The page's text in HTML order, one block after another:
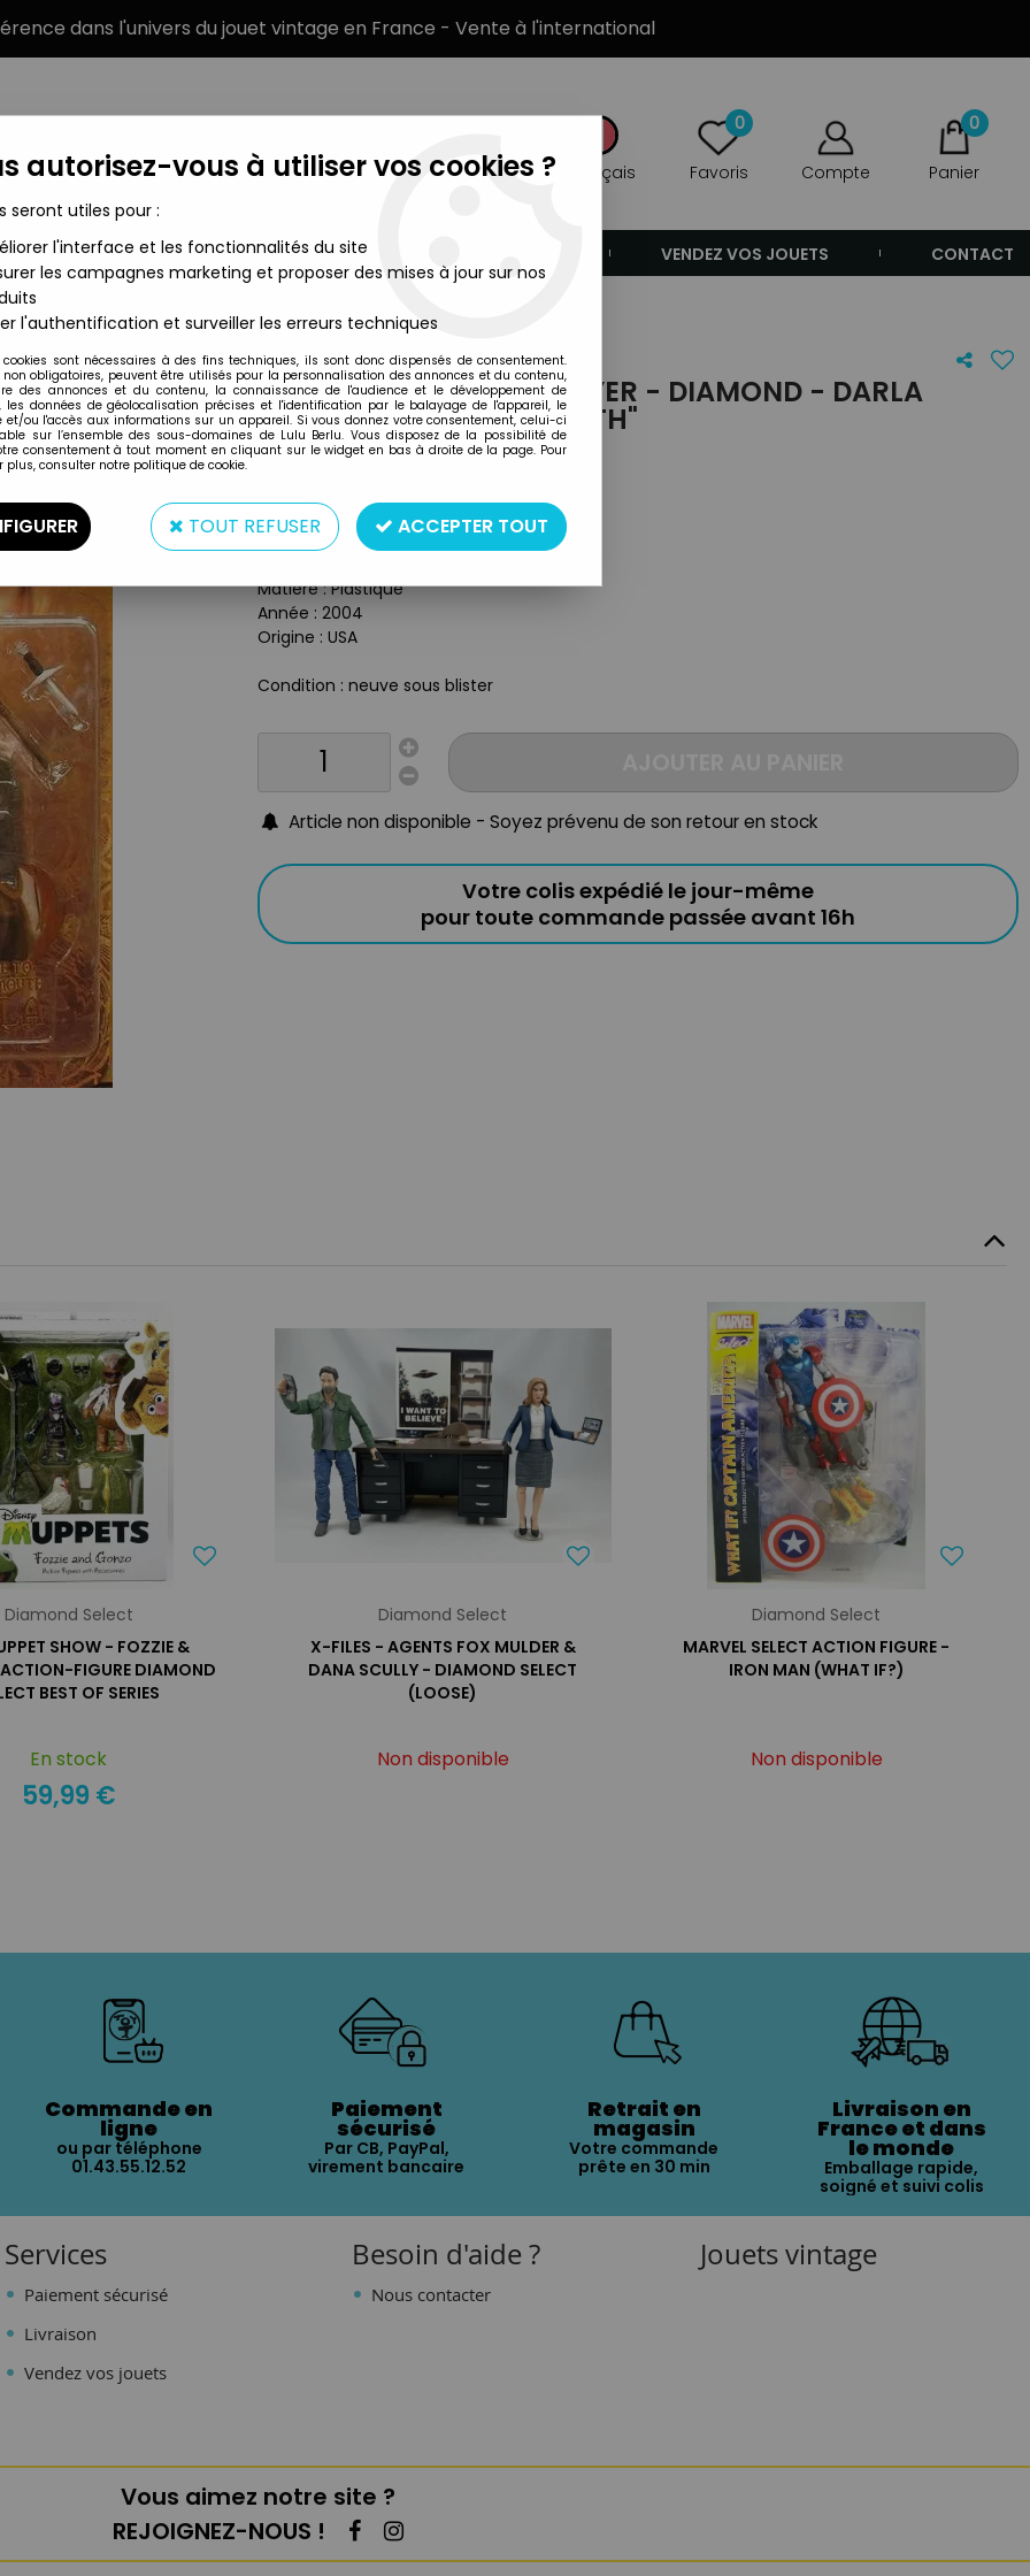
dans l'univers du jouet vintage en France - Vente à l'international
Français
0
Favoris Compte
0
Panier
MARQUES TYPE DE PRODUIT VENDEZ VOS JOUETS CONTACT
Slayer - Diamond - Darla "Welcome to Hellmouth"
Diamond Select
BUFFY THE VAMPIRE SLAYER - DIAMOND - DARLA
"WELCOME TO HELLMOUTH"
Type : Figurine Articulée
Matière : Plastique
Année : 2004
Origine : USA
Condition : neuve sous blister
Article non disponible - Soyez prévenu de son retour en stock
Votre colis expédié le jour-même
pour toute commande passée avant 16h
Diamond Select
SHOW - FOZZIE &
FIGURE DIAMOND
BEST OF SERIES
En stock
59,99 €
Diamond Select
X-FILES - AGENTS FOX MULDER &
DANA SCULLY - DIAMOND SELECT
(LOOSE)
Non disponible
Diamond Select
MARVEL SELECT ACTION FIGURE -
IRON MAN (WHAT IF?)
Non disponible
Commande en
ligne
ou par téléphone
01.43.55.12.52
Paiement
sécurisé
Par CB, PayPal,
virement bancaire
Retrait en
magasin
Votre commande
prête en 30 min
Livraison en
France et dans
le monde
Emballage rapide,
soigné et suivi colis
Services
Paiement sécurisé
Livraison
Vendez vos jouets
Besoin d'aide ?
Nous contacter
Jouets vintage
Vous aimez notre site ?
REJOIGNEZ-NOUS !
autorisez-vous à utiliser vos cookies ?
seront utiles pour :
l'interface et les fonctionnalités du site
les campagnes marketing et proposer des mises à jour sur nos
l'authentification et surveiller les erreurs techniques
cookies sont nécessaires à des fins techniques, ils sont donc dispensés de consentement.
non obligatoires, peuvent être utilisés pour la personnalisation des annonces et du contenu,
des annonces et du contenu, la connaissance de l'audience et le développement de
les données de géolocalisation précises et l'identification par le balayage de l'appareil, le
et/ou l'accès aux informations sur un appareil. Si vous donnez votre consentement, celui-ci
sur l’ensemble des sous-domaines de Lulu Berlu. Vous disposez de la possibilité de
consentement à tout moment en cliquant sur le widget en bas à droite de la page. Pour
plus, consulter notre politique de cookie.
TOUT REFUSER ACCEPTER TOUT